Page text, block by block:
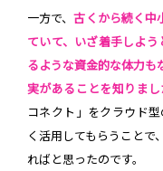
一方で、古くから続く中
ていて、いざ着手しよう
るような資金的な体力も
実があることを知りまし
コネクト」をクラウド
く活用してもらうことで
ればと思ったのです。